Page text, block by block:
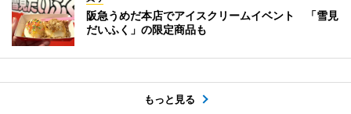
阪急うめだ本店でアイスクリームイベント 「雪見
だいふく」の限定商品も
もっと見る